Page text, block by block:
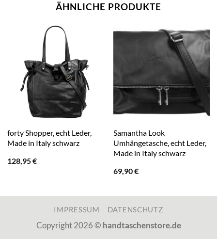
ÄHNLICHE PRODUKTE
forty Shopper, echt Leder,
Made in Italy schwarz
128,95€
Samantha Look
Umhängetasche, echt Leder,
Made in Italy schwarz
69,90€
IMPRESSUM DATENSCHUTZ
Copyright 2026 © handtaschenstore.de